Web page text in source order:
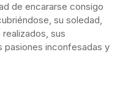
de encararse consigo
su soledad,
sus
pasiones inconfesadas y